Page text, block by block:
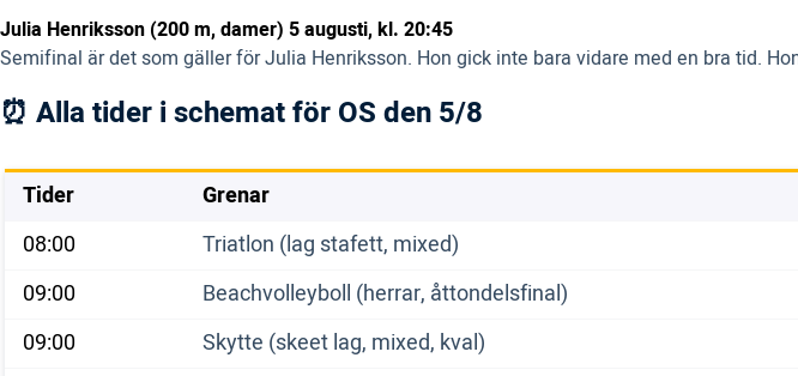
Julia Henriksson (200 m, damer) 5 augusti, kl. 20:45
Semifinal är det som gäller för Julia Henriksson. Hon gick inte bara vidare med en bra tid.
⏰ Alla tider i schemat för OS den 5/8
Tider
Grenar
08:00
Triatlon (lag stafett, mixed)
09:00
Beachvolleyboll (herrar, åttondelsfinal)
09:00
Skytte (skeet lag, mixed, kval)